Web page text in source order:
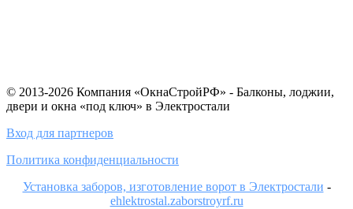
© 2013-2026 Компания «ОкнаСтройРФ» - Балконы, лоджии,
двери и окна «под ключ» в Электростали
Вход для партнеров
Политика конфиденциальности
Установка заборов, изготовление ворот в Электростали -
ehlektrostal.zaborstroyrf.ru